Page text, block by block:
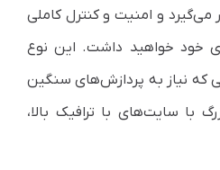
می‌گیرد و امنیت و کنترل کاملی
خود خواهید داشت. این نوع
که نیاز به پردازش‌های سنگین
با سایت‌های با ترافیک بالا،